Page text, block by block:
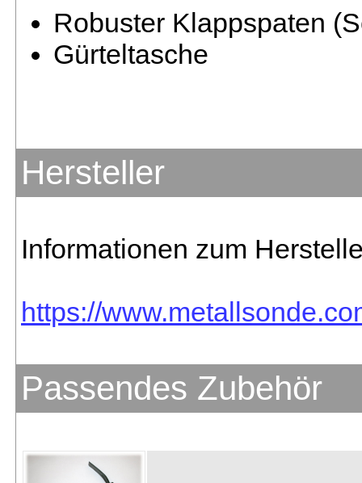
Robuster Klappspaten
Gürteltasche
Hersteller
Informationen zum
https://
Passendes Zubehör